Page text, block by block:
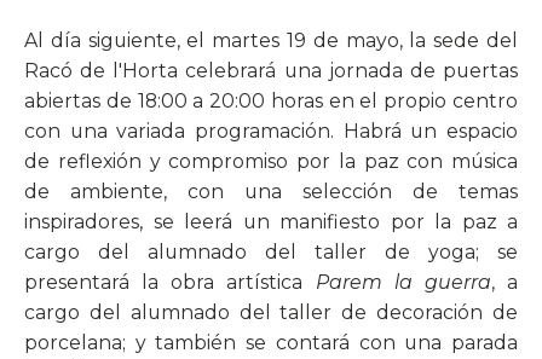
Al día siguiente, el martes 19 de mayo, la sede del
Racó de l'Horta celebrará una jornada de puertas
abiertas de 18:00 a 20:00 horas en el propio centro
con una variada programación. Habrá un espacio
de reflexión y compromiso por la paz con música
de ambiente, con una selección de temas
inspiradores, se leerá un manifiesto por la paz a
cargo del alumnado del taller de yoga; se
presentará la obra artística Parem la guerra, a
cargo del alumnado del taller de decoración de
porcelana; y también se contará con una parada